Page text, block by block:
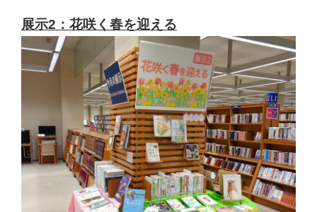
展示2：花咲く春を迎える